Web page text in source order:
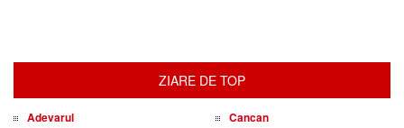
ZIARE DE TOP
Adevarul
Cancan